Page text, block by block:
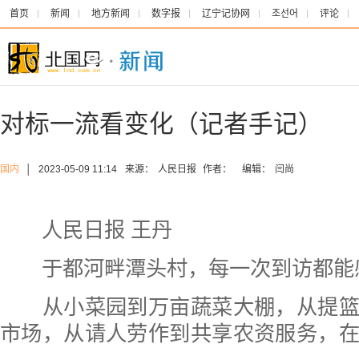
首页 新闻 地方新闻 数字报 辽宁记协网 조선어 评论
对标一流看变化（记者手记）
国内 2023-05-09 11:14 来源： 人民日报 作者： 编辑： 闫尚
人民日报 王丹
于都河畔潭头村，每一次到访都能
从小菜园到万亩蔬菜大棚，从提篮
市场，从请人劳作到共享农资服务，